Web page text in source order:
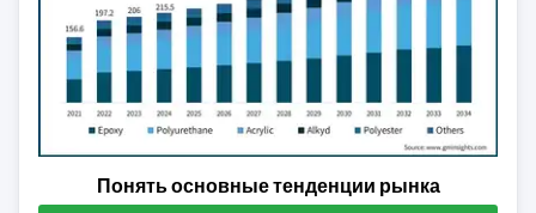
Понять основные тенденции рынка